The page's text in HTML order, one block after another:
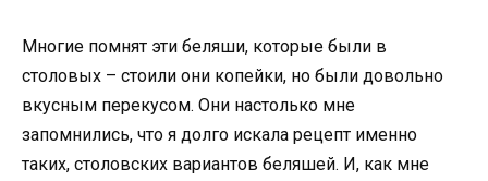
Многие помнят эти беляши, которые были в
столовых – стоили они копейки, но были довольно
вкусным перекусом. Они настолько мне
запомнились, что я долго искала рецепт именно
таких, столовских вариантов беляшей. И, как мне